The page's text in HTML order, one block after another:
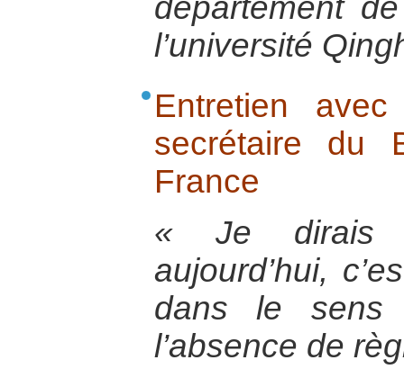
département
l’université
Entretien
secrétaire du
France
« Je dirais
aujourd’hui,
dans le sens
l’absence de